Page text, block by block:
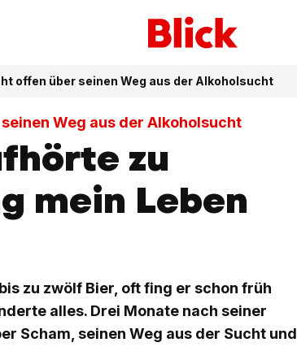
offen über seinen Weg aus der Alkoholsucht
Weg aus der Alkoholsucht
zu
mein Leben
zu zwölf Bier, oft fing er schon früh
alles. Drei Monate nach seiner
Scham, seinen Weg aus der Sucht und